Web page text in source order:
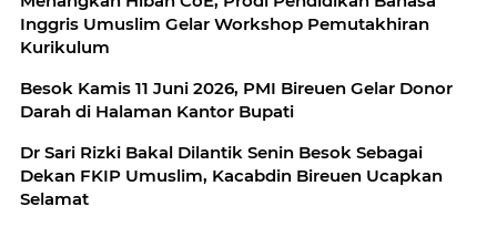
Inggris Umuslim Gelar Workshop Pemutakhiran
Kurikulum
Besok Kamis 11 Juni 2026, PMI Bireuen Gelar Donor
Darah di Halaman Kantor Bupati
Dr Sari Rizki Bakal Dilantik Senin Besok Sebagai
Dekan FKIP Umuslim, Kacabdin Bireuen Ucapkan
Selamat